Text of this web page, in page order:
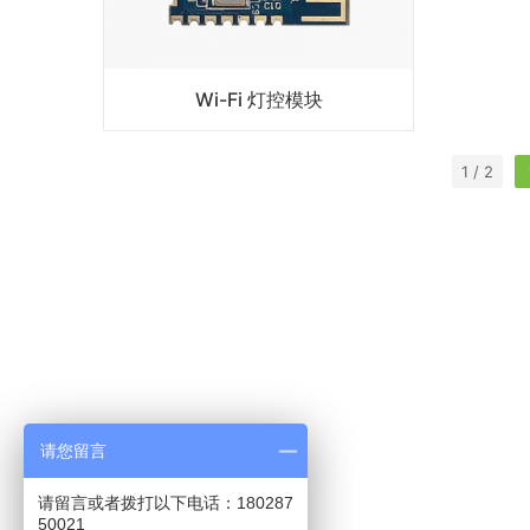
Wi-Fi 灯控模块
1 / 2
请您留言
请留言或者拨打以下电话：180287
50021